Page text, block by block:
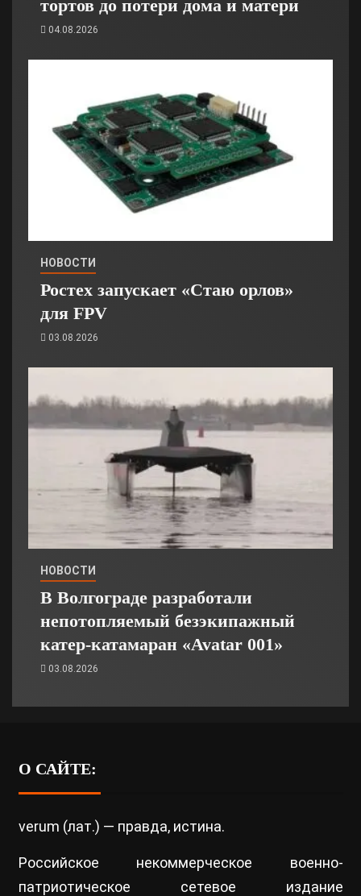
тортов до потери дома и матери
04.08.2026
НОВОСТИ
Ростех запускает «Стаю орлов»
для FPV
03.08.2026
НОВОСТИ
В Волгограде разработали
непотопляемый безэкипажный
катер-катамаран «Avatar 001»
03.08.2026
О САЙТЕ:
verum (лат.) — правда, истина.
Российское некоммерческое военно-
патриотическое сетевое издание